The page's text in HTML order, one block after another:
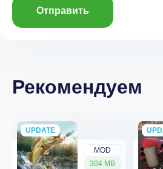
Отправить
Рекомендуем
MOD
304 MB
UPDATE
NEW NEW